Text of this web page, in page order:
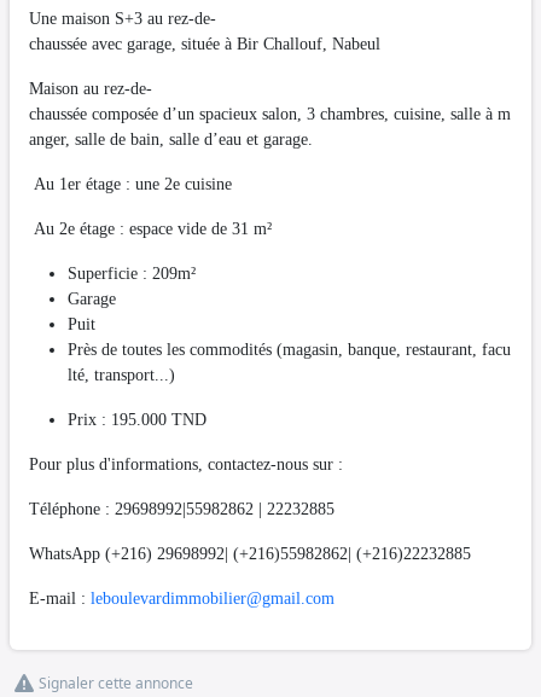
Une maison S+3 au rez-de-
chaussée avec garage, située à Bir Challouf, Nabeul
Maison au rez-de-
chaussée composée d’un spacieux salon, 3 chambres, cuisine, salle à m
anger, salle de bain, salle d’eau et garage.
Au 1er étage : une 2e cuisine
Au 2e étage : espace vide de 31 m²
Superficie : 209m²
Garage
Puit
Près de toutes les commodités (magasin, banque, restaurant, facu
lté, transport...)
Prix : 195.000 TND
Pour plus d'informations, contactez-nous sur :
Téléphone : 29698992|55982862 | 22232885
WhatsApp (+216) 29698992| (+216)55982862| (+216)22232885
E-mail : leboulevardimmobilier@gmail.com
Signaler cette annonce